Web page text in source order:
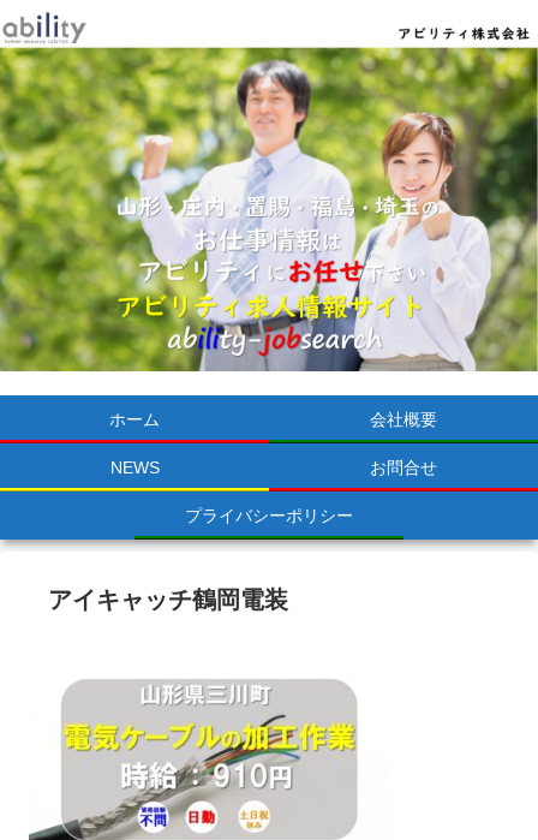
ホーム 会社概要
NEWS お問合せ
プライバシーポリシー
アイキャッチ鶴岡電装